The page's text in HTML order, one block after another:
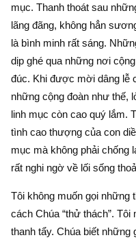
mục. Thanh thoát sau
lãng đãng, không hẳn
là bình minh rất sáng.
dịp ghé qua những nơi
đúc. Khi được mời dâng lễ
những cộng đoàn như thế,
linh mục còn cao quý lắm.
tình cao thượng của con
mục mà không phải chống
rất nghi ngờ về lối sống
Tôi không muốn gọi những
cách Chúa “thử thách”.
thanh tẩy. Chúa biết